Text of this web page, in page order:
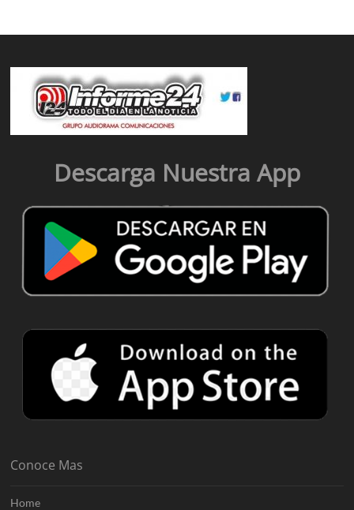
Descarga Nuestra App
Conoce Mas
Home